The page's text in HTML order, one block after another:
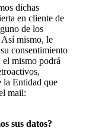
dichas
en cliente de
de los
mismo, le
consentimiento
mismo podrá
la Entidad que
mail:
sus datos?